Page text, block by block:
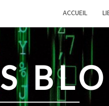
ACCUEIL